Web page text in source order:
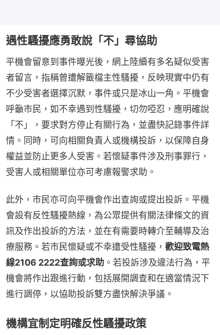
遇性騷擾應勇敢說「不」尋協助
平機會留意到事件曝光後，網上陸續有多名疑似受害
者留言，指稱曾遭解籤檔主性騷擾，反映現實中仍有
不少受害者選擇沉默，事件或只是冰山一角。平機會
呼籲市民，如不幸遇到性騷擾，切勿啞忍，應明確說
「不」，要求對方停止有關行為，並盡快記錄事件詳
情。同時，可向相關負責人或機構投訴，以保障自身
權益並防止更多人受害。若懷疑事件涉及刑事罪行，
受害人或相關單位亦可考慮報警求助。
此外，市民亦可向平機會作出查詢或提出投訴。平機
會設有反性騷擾熱線，為公眾提供有關法律條文的資
訊及作出投訴的方法，並在有需要時轉介至輔導及治
療服務。若市民懷疑或不幸遭受性騷擾， 歡迎致電熱
線2106 2222查詢或求助 。若投訴涉及違法行為，平
機會將作出跟進行動，包括展開調查和在適當情況下
進行調停，以協助投訴雙方盡快解決爭議。
機構宜制定明確反性騷擾政策